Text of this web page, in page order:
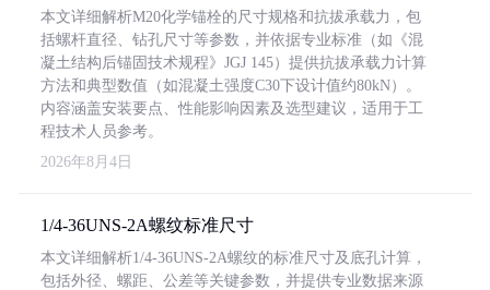
本文详细解析M20化学锚栓的尺寸规格和抗拔承载力，包
括螺杆直径、钻孔尺寸等参数，并依据专业标准（如《混
凝土结构后锚固技术规程》JGJ 145）提供抗拔承载力计算
方法和典型数值（如混凝土强度C30下设计值约80kN）。
内容涵盖安装要点、性能影响因素及选型建议，适用于工
程技术人员参考。
2026年8月4日
1/4-36UNS-2A螺纹标准尺寸
本文详细解析1/4-36UNS-2A螺纹的标准尺寸及底孔计算，
包括外径、螺距、公差等关键参数，并提供专业数据来源